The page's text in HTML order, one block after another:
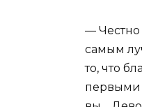
— Честно
самым
то, что
первыми